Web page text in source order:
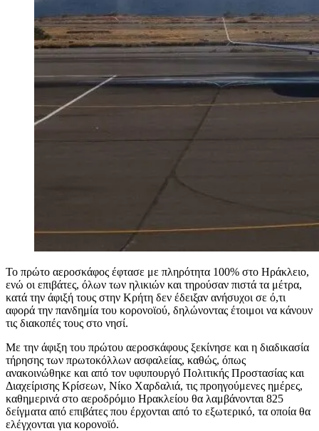
Το πρώτο αεροσκάφος έφτασε με πληρότητα 100% στο Ηράκλειο,
ενώ οι επιβάτες, όλων των ηλικιών και τηρούσαν πιστά τα μέτρα,
κατά την άφιξή τους στην Κρήτη δεν έδειξαν ανήσυχοι σε ό,τι
αφορά την πανδημία του κορονοϊού, δηλώνοντας έτοιμοι να κάνουν
τις διακοπές τους στο νησί.
Με την άφιξη του πρώτου αεροσκάφους ξεκίνησε και η διαδικασία
τήρησης των πρωτοκόλλων ασφαλείας, καθώς, όπως
ανακοινώθηκε και από τον υφυπουργό Πολιτικής Προστασίας και
Διαχείρισης Κρίσεων, Νίκο Χαρδαλιά, τις προηγούμενες ημέρες,
καθημερινά στο αεροδρόμιο Ηρακλείου θα λαμβάνονται 825
δείγματα από επιβάτες που έρχονται από το εξωτερικό, τα οποία θα
ελέγχονται για κορονοϊό.